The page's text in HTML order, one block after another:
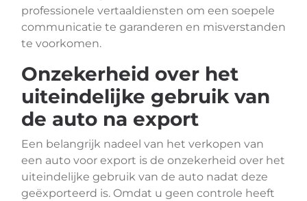
professionele vertaaldiensten om een soepele
communicatie te garanderen en misverstanden
te voorkomen.
Onzekerheid over het
uiteindelijke gebruik van
de auto na export
Een belangrijk nadeel van het verkopen van
een auto voor export is de onzekerheid over het
uiteindelijke gebruik van de auto nadat deze
geëxporteerd is. Omdat u geen controle heeft